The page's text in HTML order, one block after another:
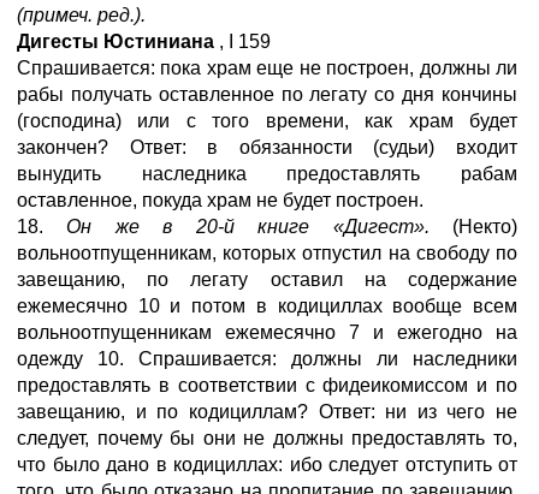
(примеч. ред.).
Дигесты Юстиниана ,
159
Спрашивается: пока храм еще не построен, должны ли
рабы получать оставленное по легату со дня кончины
(господина) или с того времени, как храм будет
закончен? Ответ: в обязанности (судьи) входит
вынудить наследника предоставлять рабам
оставленное, покуда храм не будет построен.
18.Он же в 20-й книге «Дигест». (Некто)
вольноотпущенникам, которых отпустил на свободу по
завещанию, по легату оставил на содержание
ежемесячно 10 и потом в кодициллах вообще всем
вольноотпущенникам ежемесячно 7 и ежегодно на
одежду 10. Спрашивается: должны ли наследники
предоставлять в соответствии с фидеикомиссом и по
завещанию, и по кодициллам? Ответ: ни из чего не
следует, почему бы они не должны предоставлять то,
что было дано в кодициллах: ибо следует отступить от